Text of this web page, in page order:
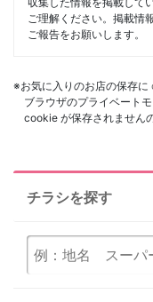
ご理解ください。掲載情
ご報告をお願いします。
※お気に入りのお店の保存に
ブラウザのプライベート
cookie が保存されません
チラシを探す